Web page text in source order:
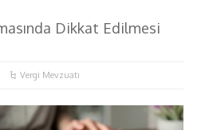
Dikkat Edilmesi
Vergi Mevzuatı